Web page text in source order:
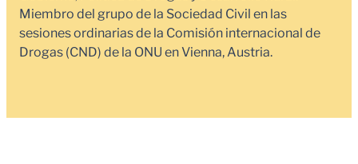
Miembro del grupo de la Sociedad Civil en las
sesiones ordinarias de la Comisión internacional de
Drogas (CND) de la ONU en Vienna, Austria.